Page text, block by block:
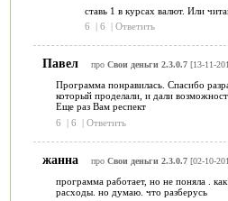
ставь 1 в курсах валют. Или
6
| 6 | Ответить
Павел про Свои деньги 2.3.0.7[13-11-
Программа понравилась. Спасибо
который проделали, и дали
Еще раз Вам респект
6
| 6 | Ответить
жанна про Свои деньги 2.3.0.7[02-10-
программа работает, но не поняла .
расходы. но думаю. что разберусь